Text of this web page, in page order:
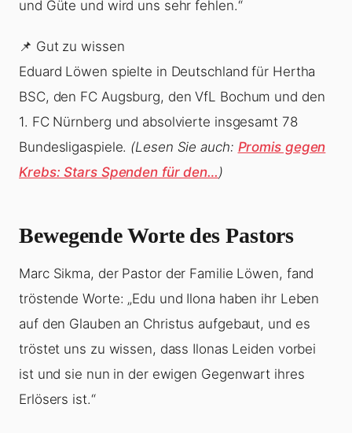
und Güte und wird uns sehr fehlen.“
📌 Gut zu wissen
Eduard Löwen spielte in Deutschland für Hertha
BSC, den FC Augsburg, den VfL Bochum und den
1. FC Nürnberg und absolvierte insgesamt 78
Bundesligaspiele. (Lesen Sie auch: Promis gegen
Krebs: Stars Spenden für den…)
Bewegende Worte des Pastors
Marc Sikma, der Pastor der Familie Löwen, fand
tröstende Worte: „Edu und Ilona haben ihr Leben
auf den Glauben an Christus aufgebaut, und es
tröstet uns zu wissen, dass Ilonas Leiden vorbei
ist und sie nun in der ewigen Gegenwart ihres
Erlösers ist.“